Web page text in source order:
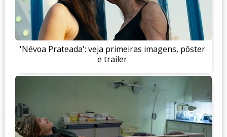
'Névoa Prateada': veja primeiras imagens, pôster
e trailer